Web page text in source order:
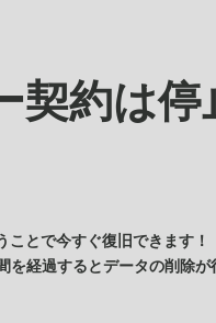
契約は停
ことで今すぐ復旧できます！
経過するとデータの削除が